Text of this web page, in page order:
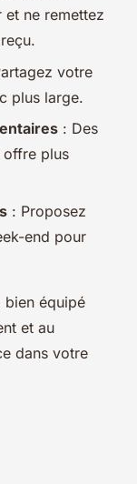
ne remettez
votre
plus large.
: Des
offre plus
: Proposez
end pour
bien équipé
et au
dans votre